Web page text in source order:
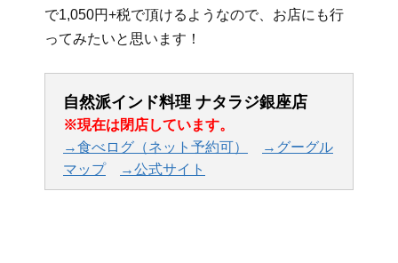
で1,050円+税で頂けるようなので、お店にも行
ってみたいと思います！
自然派インド料理 ナタラジ銀座店
※現在は閉店しています。
→食べログ（ネット予約可）
→グーグル
マップ
→公式サイト